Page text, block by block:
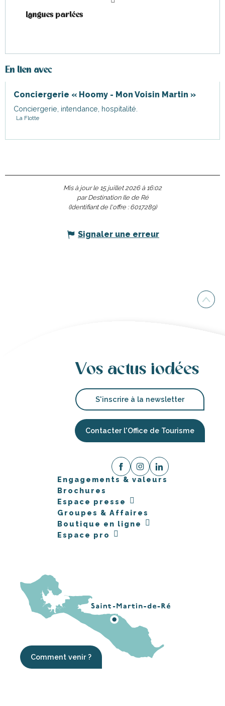
Langues parlées
Langues parlées
En lien avec
Conciergerie « Hoomy - Mon Voisin Martin »
Conciergerie, intendance, hospitalité.
La Flotte
Mis à jour le 15 juillet 2026 à 16:02
par Destination Ile de Ré
(Identifiant de l'offre : 6017289)
Signaler une erreur
Vos actus iodées
S'inscrire à la newsletter
Contacter l'Office de Tourisme
Engagements & valeurs
Brochures
Espace presse
Groupes & Affaires
Boutique en ligne
Espace pro
Comment venir ?